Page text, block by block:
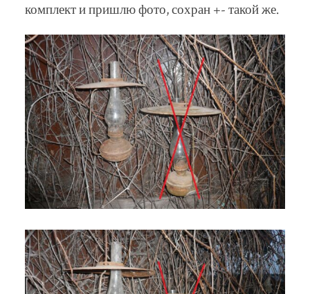
комплект и пришлю фото, сохран +- такой же.